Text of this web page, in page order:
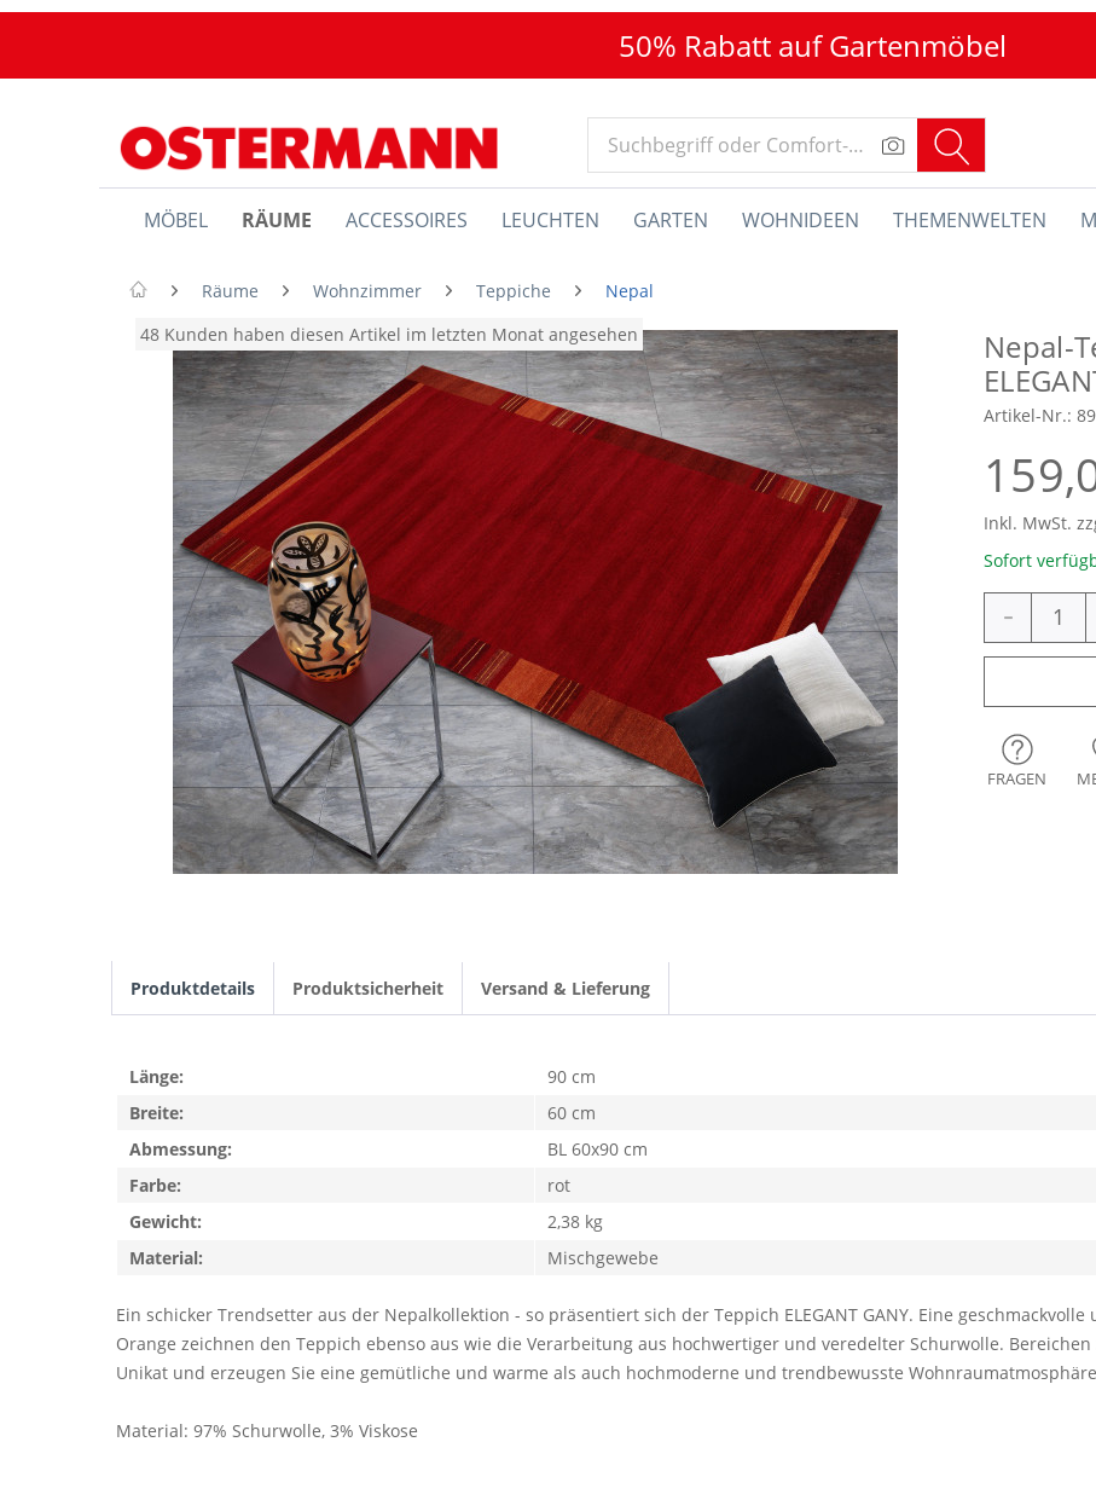
50% Rabatt auf Gartenmöbel
MÖBEL RÄUME ACCESSOIRES LEUCHTEN GARTEN WOHNIDEEN THEMENWELTEN
Räume Wohnzimmer Teppiche
Nepal
48 Kunden haben diesen Artikel im letzten Monat angesehen
Nepal-
Artikel-Nr.:
Inkl. MwSt.
Sofort
-
FRAGEN
Produktdetails Produktsicherheit Versand & Lieferung
Ein schicker Trendsetter aus der Nepalkollektion - so präsentiert sich der Teppich ELEGANT GANY. Eine
Orange zeichnen den Teppich ebenso aus wie die Verarbeitung aus hochwertiger und veredelter Schurwolle.
Unikat und erzeugen Sie eine gemütliche und warme als auch hochmoderne und trendbewusste
Material: 97% Schurwolle, 3% Viskose
Länge:
90 cm
Breite:
60 cm
Abmessung:
BL 60x90 cm
Farbe:
rot
Gewicht:
2,38 kg
Material:
Mischgewebe